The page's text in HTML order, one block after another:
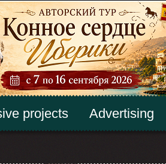
projects Advertising